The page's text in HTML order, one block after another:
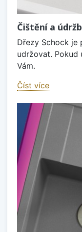
Čištění a
Dřezy Schock je
udržovat. Pokud
Vám.
Číst více